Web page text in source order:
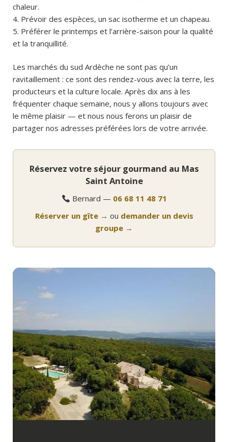
chaleur.
Prévoir des espèces, un sac isotherme et un chapeau.
Préférer le printemps et l’arrière-saison pour la qualité
et la tranquillité.
Les marchés du sud Ardèche ne sont pas qu’un
ravitaillement : ce sont des rendez-vous avec la terre, les
producteurs et la culture locale. Après dix ans à les
fréquenter chaque semaine, nous y allons toujours avec
le même plaisir — et nous nous ferons un plaisir de
partager nos adresses préférées lors de votre arrivée.
Réservez votre séjour gourmand au Mas
Saint Antoine
Bernard — 06 68 11 48 71
Réserver un gîte → ou demander un devis
groupe →